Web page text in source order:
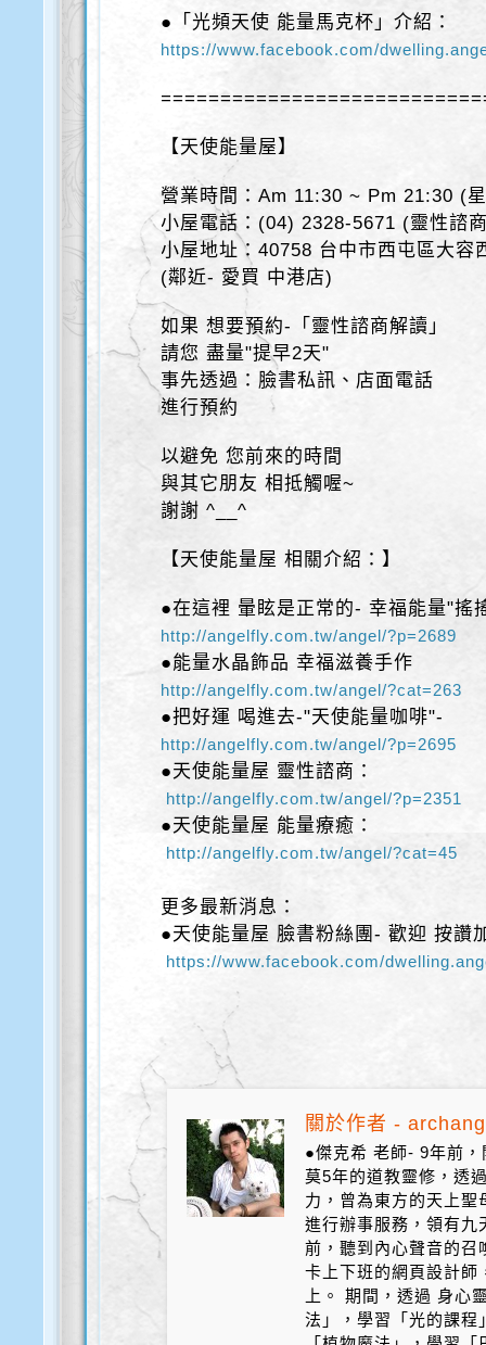
●「光頻天使 能量馬克杯」介紹：
https://www.facebook.com/
【天使能量屋】
營業時間：Am 11:30 ~ Pm 21:30 (
小屋電話：(04) 2328-5671 (靈性諮
小屋地址：40758 台中市西屯區大容
(鄰近- 愛買 中港店)
如果 想要預約-「靈性諮商解讀」
請您 盡量"提早2天"
事先透過：臉書私訊、店面電話
進行預約
以避免 您前來的時間
與其它朋友 相抵觸喔~
謝謝 ^__^
【天使能量屋 相關介紹：】
●在這裡 暈眩是正常的- 幸福能量"搖
http://angelfly.com.tw/angel/?p=2689
●能量水晶飾品 幸福滋養手作
http://angelfly.com.tw/angel/?cat=263
●把好運 喝進去-"天使能量咖啡"-
http://angelfly.com.tw/angel/?p=2695
●天使能量屋 靈性諮商：
http://angelfly.com.tw/angel/?p=2351
●天使能量屋 能量療癒：
http://angelfly.com.tw/angel/?cat=45
更多最新消息：
●天使能量屋 臉書粉絲團- 歡迎 按讚
https://www.facebook.com/
關於作者 -
●傑克希 老師- 9年前
莫5年的道教靈修，透
力，曾為東方的天上
進行辦事服務，領有
前，聽到內心聲音的召
卡上下班的網頁設計師
上。 期間，透過 身心
法」，學習「光的課程